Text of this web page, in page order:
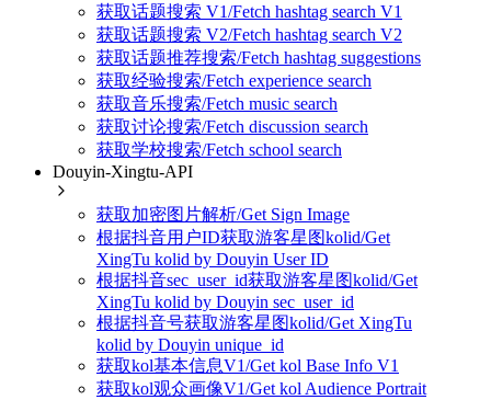
获取话题搜索 V1/Fetch hashtag search V1
获取话题搜索 V2/Fetch hashtag search V2
获取话题推荐搜索/Fetch hashtag suggestions
获取经验搜索/Fetch experience search
获取音乐搜索/Fetch music search
获取讨论搜索/Fetch discussion search
获取学校搜索/Fetch school search
Douyin-Xingtu-API
获取加密图片解析/Get Sign Image
根据抖音用户ID获取游客星图kolid/Get
XingTu kolid by Douyin User ID
根据抖音sec_user_id获取游客星图kolid/Get
XingTu kolid by Douyin sec_user_id
根据抖音号获取游客星图kolid/Get XingTu
kolid by Douyin unique_id
获取kol基本信息V1/Get kol Base Info V1
获取kol观众画像V1/Get kol Audience Portrait